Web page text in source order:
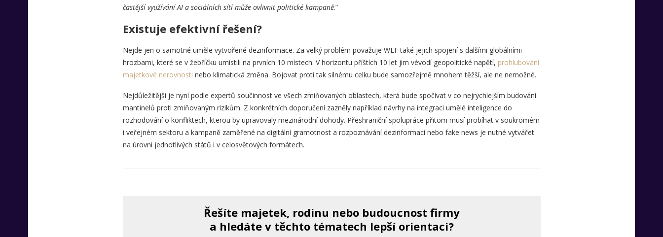
častější využívání AI a sociálních sítí může ovlivnit politické kampaně.”
Existuje efektivní řešení?
Nejde jen o samotné uměle vytvořené dezinformace. Za velký problém považuje WEF také jejich spojení s dalšími globálními
hrozbami, které se v žebříčku umístili na prvních 10 místech. V horizontu příštích 10 let jim vévodí geopolitické napětí, prohlubování
majetkové nerovnosti nebo klimatická změna. Bojovat proti tak silnému celku bude samozřejmě mnohem těžší, ale ne nemožné.
Nejdůležitější je nyní podle expertů součinnost ve všech zmiňovaných oblastech, která bude spočívat v co nejrychlejším budování
mantinelů proti zmiňovaným rizikům. Z konkrétních doporučení zazněly například návrhy na integraci umělé inteligence do
rozhodování o konfliktech, kterou by upravovaly mezinárodní dohody. Přeshraniční spolupráce přitom musí probíhat v soukromém
i veřejném sektoru a kampaně zaměřené na digitální gramotnost a rozpoznávání dezinformací nebo fake news je nutné vytvářet
na úrovni jednotlivých států i v celosvětových formátech.
Řešíte majetek, rodinu nebo budoucnost firmy
a hledáte v těchto tématech lepší orientaci?